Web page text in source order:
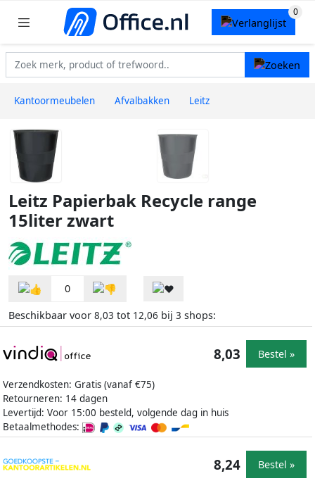
Kantoormeubelen Afvalbakken Leitz
Leitz Papierbak Recycle range
15liter zwart
0
Beschikbaar voor 8,03 tot 12,06 bij 3 shops:
Verzendkosten: Gratis (vanaf €75)
Retourneren: 14 dagen
Levertijd: Voor 15:00 besteld, volgende dag in huis
Betaalmethodes:
8,03 Bestel »
8,24 Bestel »